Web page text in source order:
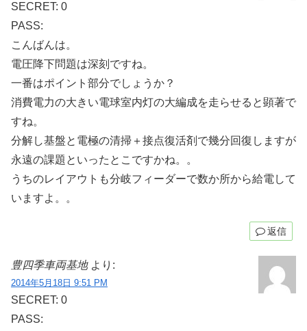
SECRET: 0
PASS:
こんばんは。
電圧降下問題は深刻ですね。
一番はポイント部分でしょうか？
消費電力の大きい電球室内灯の大編成を走らせると顕著で
すね。
分解し基盤と電極の清掃＋接点復活剤で幾分回復しますが
永遠の課題といったとこですかね。。
うちのレイアウトも分岐フィーダーで数か所から給電して
いますよ。。
返信
豊四季車両基地 より:
2014年5月18日 9:51 PM
SECRET: 0
PASS: